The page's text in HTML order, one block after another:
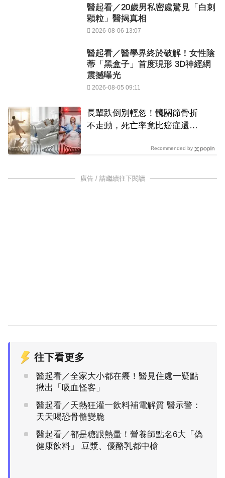
醫起看／20歲男私密處驚見「白刺
顆粒」醫揭真相
2026-08-06 13:07
醫起看／醫學界終於破解！女性陰
蒂「黑盒子」首度現形 3D神經網
震撼曝光
2026-08-05 09:11
長輩跌倒別輕忽！髖關節骨折
不走動，死亡率竟比癌症還恐
Recommended by
廣告 / 請繼續往下閱讀
往下看更多
醫起看／全家大小都在癢！醫見住處一疑點
揪出「吸血怪客」
醫起看／天熱狂灌一飲料補電解質 醫示警：
天天喝恐骨骼變脆
醫起看／都是糖跟熱量！營養師點名6大「偽
健康飲料」 豆漿、優酪乳都中槍